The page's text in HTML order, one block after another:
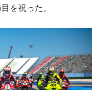
ス
を祝った。